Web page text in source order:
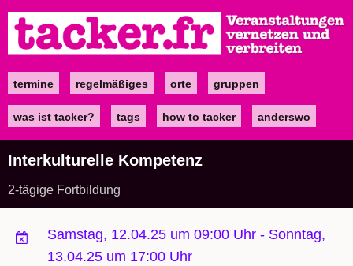
zum
Inhalt
Maintermine regelmäßiges orte gruppen
was ist tacker? tags how to tacker anderswo
Interkulturelle Kompetenz
2-tägige Fortbildung
Samstag, 12.04.25 um 09:00 Uhr - Sonntag,
13.04.25 um 17:00 Uhr